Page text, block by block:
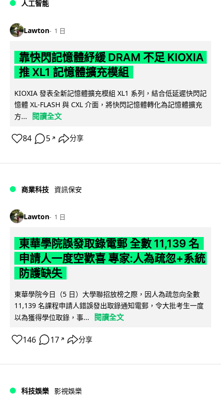
人工智能
Lawton 1 日
靠快閃記憶體紓緩 DRAM 不足 KIOXIA
推 XL1 記憶體擴充模組
KIOXIA 發表全新記憶體擴充模組 XL1 系列，結合低延遲快閃記
憶體 XL-FLASH 與 CXL 介面，將快閃記憶體轉化為記憶體擴充
方...
閱讀全文
84 5 ↗ 分享
商業科技 資訊保安
Lawton 1 日
東華學院誤發取錄電郵 全數 11,139 名
申請人一度空歡喜 專家:人為疏忽+系統
防護缺失
東華學院今日（5 日）大學聯招放榜之際，因人為疏忽向全數
11,139 名課程申請人錯誤發出取錄通知電郵，令大批考生一度
以為獲得學位取錄，事...
閱讀全文
146 17 ↗ 分享
科技娛樂 影視娛樂